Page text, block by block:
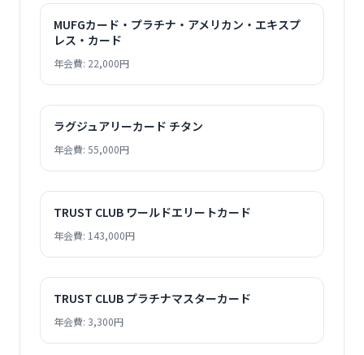
MUFGカード・プラチナ・アメリカン・エキスプ
レス・カード
年会費: 22,000円
ラグジュアリーカード チタン
年会費: 55,000円
TRUST CLUB ワールドエリートカード
年会費: 143,000円
TRUST CLUB プラチナマスターカード
年会費: 3,300円